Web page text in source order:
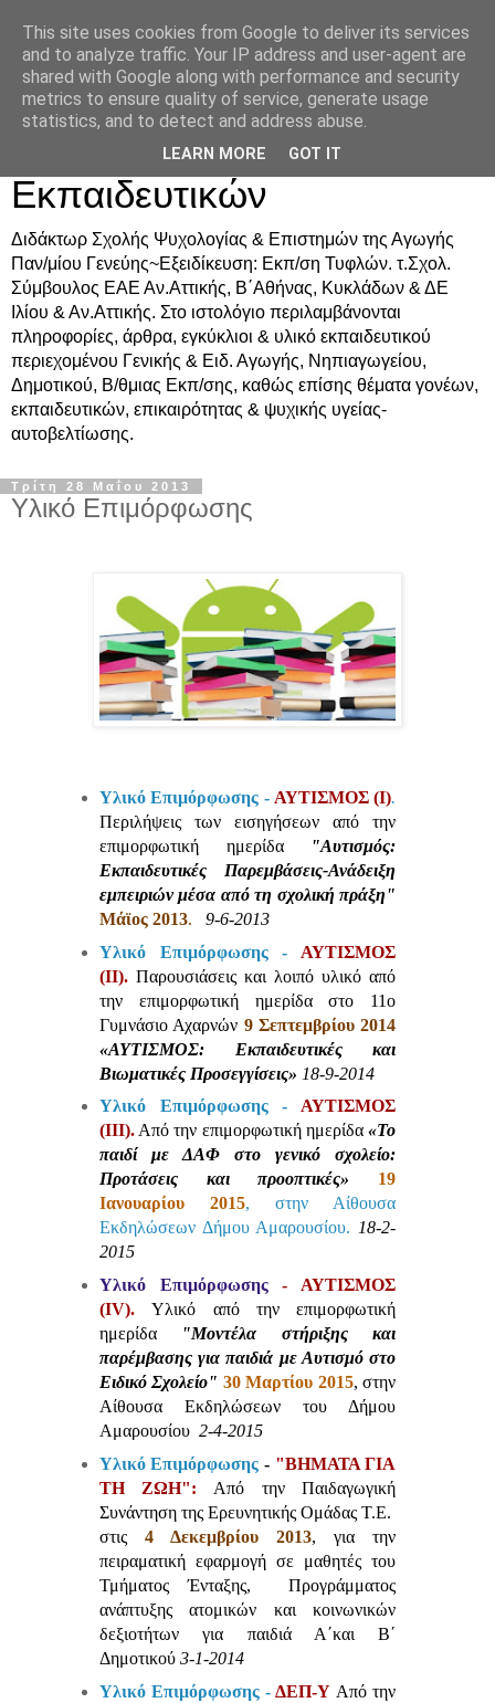
Δρ. Ράνια Χιουρέα-
Συμβουλευτική &
Υποστήριξη Γονέων &
Εκπαιδευτικών
Διδάκτωρ Σχολής Ψυχολογίας & Επιστημών της Αγωγής
Παν/μίου Γενεύης~Εξειδίκευση: Εκπ/ση Τυφλών. τ.Σχολ.
Σύμβουλος ΕΑΕ Αν.Αττικής, Β΄Αθήνας, Κυκλάδων & ΔΕ
Ιλίου & Αν.Αττικής. Στο ιστολόγιο περιλαμβάνονται
πληροφορίες, άρθρα, εγκύκλιοι & υλικό εκπαιδευτικού
περιεχομένου Γενικής & Ειδ. Αγωγής, Νηπιαγωγείου,
Δημοτικού, Β/θμιας Εκπ/σης, καθώς επίσης θέματα γονέων,
εκπαιδευτικών, επικαιρότητας & ψυχικής υγείας-
αυτοβελτίωσης.
Τρίτη 28 Μαΐου 2013
Υλικό Επιμόρφωσης
Υλικό Επιμόρφωσης - ΑΥΤΙΣΜΟΣ (Ι).
Περιλήψεις των εισηγήσεων από την
επιμορφωτική ημερίδα "Αυτισμός:
Εκπαιδευτικές Παρεμβάσεις-Ανάδειξη
εμπειριών μέσα από τη σχολική πράξη"
Μάϊος 2013.
9-6-2013
Υλικό Επιμόρφωσης - ΑΥΤΙΣΜΟΣ
(ΙΙ). Παρουσιάσεις και λοιπό υλικό από
την επιμορφωτική ημερίδα στο 11ο
Γυμνάσιο Αχαρνών 9 Σεπτεμβρίου 2014
«ΑΥΤΙΣΜΟΣ: Εκπαιδευτικές και
Βιωματικές Προσεγγίσεις» 18-9-2014
Υλικό Επιμόρφωσης -ΑΥΤΙΣΜΟΣ
(ΙΙΙ). Από την επιμορφωτική ημερίδα«Το
παιδί με ΔΑΦ στο γενικό σχολείο:
Προτάσεις και προοπτικές»
19
Ιανουαρίου 2015, στην Αίθουσα
Εκδηλώσεων Δήμου Αμαρουσίου.18-2-
2015
Yλικό Επιμόρφωσης- ΑΥΤΙΣΜΟΣ
(IV).
Υλικό από την επιμορφωτική
ημερίδα
"Μοντέλα στήριξης και
παρέμβασης για παιδιά με Αυτισμό στο
Ειδικό Σχολείο" 30 Μαρτίου 2015, στην
Αίθουσα Εκδηλώσεων του Δήμου
Αμαρουσίου 2-4-2015
Υλικό Επιμόρφωσης - "ΒΗΜΑΤΑ ΓΙΑ
ΤΗ ΖΩΗ":
Από την Παιδαγωγική
Συνάντηση της Ερευνητικής Ομάδας Τ.Ε.
στις 4 Δεκεμβρίου 2013, για την
πειραματική εφαρμογή σε μαθητές του
Τμήματος Ένταξης, Προγράμματος
ανάπτυξης ατομικών και κοινωνικών
δεξιοτήτων για παιδιά Α΄και Β΄
Δημοτικού 3-1-2014
Υλικό Επιμόρφωσης -ΔΕΠ-Υ Από την
This site uses cookies from Google to deliver its services
and to analyze traffic. Your IP address and user-agent are
shared with Google along with performance and security
metrics to ensure quality of service, generate usage
statistics, and to detect and address abuse.
LEARN MORE GOT IT